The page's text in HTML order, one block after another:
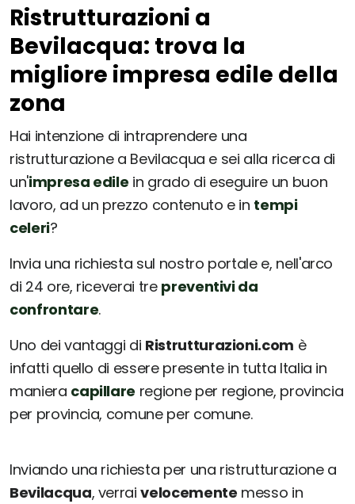
Ristrutturazioni a
Bevilacqua: trova la
migliore impresa edile della
zona
Hai intenzione di intraprendere una
ristrutturazione a Bevilacqua e sei alla ricerca di
un'impresa edile in grado di eseguire un buon
lavoro, ad un prezzo contenuto e in tempi
celeri?
Invia una richiesta sul nostro portale e, nell'arco
di 24 ore, riceverai tre preventivi da
confrontare.
Uno dei vantaggi di Ristrutturazioni.com è
infatti quello di essere presente in tutta Italia in
maniera capillare regione per regione, provincia
per provincia, comune per comune.
Inviando una richiesta per una ristrutturazione a
Bevilacqua, verraivelocemente messo in